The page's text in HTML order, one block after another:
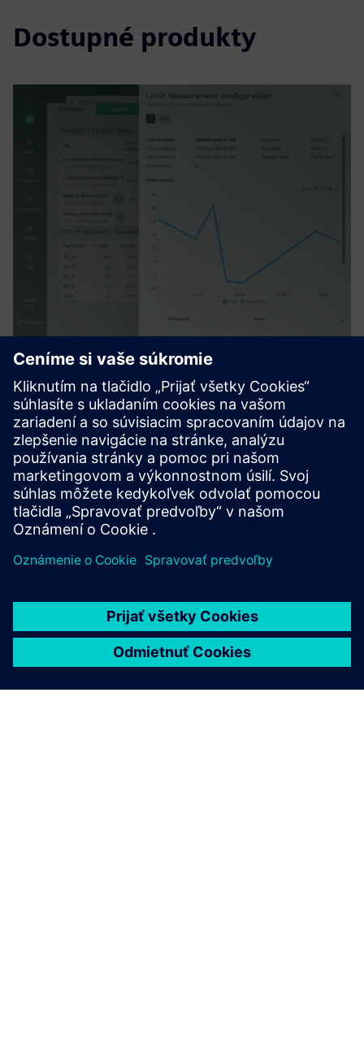
Dostupné produkty
TagSense
TagSense centralizuje a monitoruje parametre priemyselnej
automatizácie naprieč PLC a DCS. Sleduje nastavené
hodnoty a hodnoty alarmu prostredníctvom OPC-UA,
detekuje a upozorňuje na zmeny a poskytuje snímky na
kontrolu. Týmto spô...
Prečítajte si viac